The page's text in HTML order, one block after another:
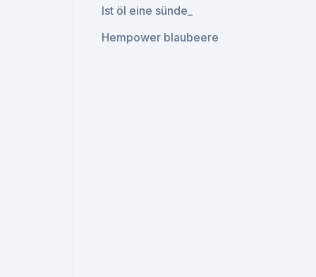
Ist öl eine sünde_
Hempower blaubeere